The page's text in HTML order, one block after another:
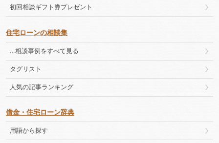
初回相談ギフト券プレゼント
住宅ローンの相談集
…相談事例をすべて見る
タグリスト
人気の記事ランキング
借金・住宅ローン辞典
用語から探す